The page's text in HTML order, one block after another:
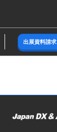
出展資料請求